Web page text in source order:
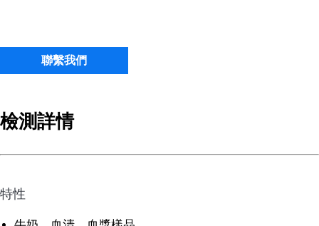
聯繫我們
檢測詳情
特性